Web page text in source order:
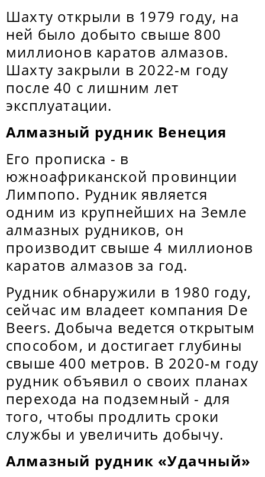
Шахту открыли в 1979 году, на
ней было добыто свыше 800
миллионов каратов алмазов.
Шахту закрыли в 2022-м году
после 40 с лишним лет
эксплуатации.
Алмазный рудник Венеция
Его прописка - в
южноафриканской провинции
Лимпопо. Рудник является
одним из крупнейших на Земле
алмазных рудников, он
производит свыше 4 миллионов
каратов алмазов за год.
Рудник обнаружили в 1980 году,
сейчас им владеет компания De
Beers. Добыча ведется открытым
способом, и достигает глубины
свыше 400 метров. В 2020-м году
рудник объявил о своих планах
перехода на подземный - для
того, чтобы продлить сроки
службы и увеличить добычу.
Алмазный рудник «Удачный»